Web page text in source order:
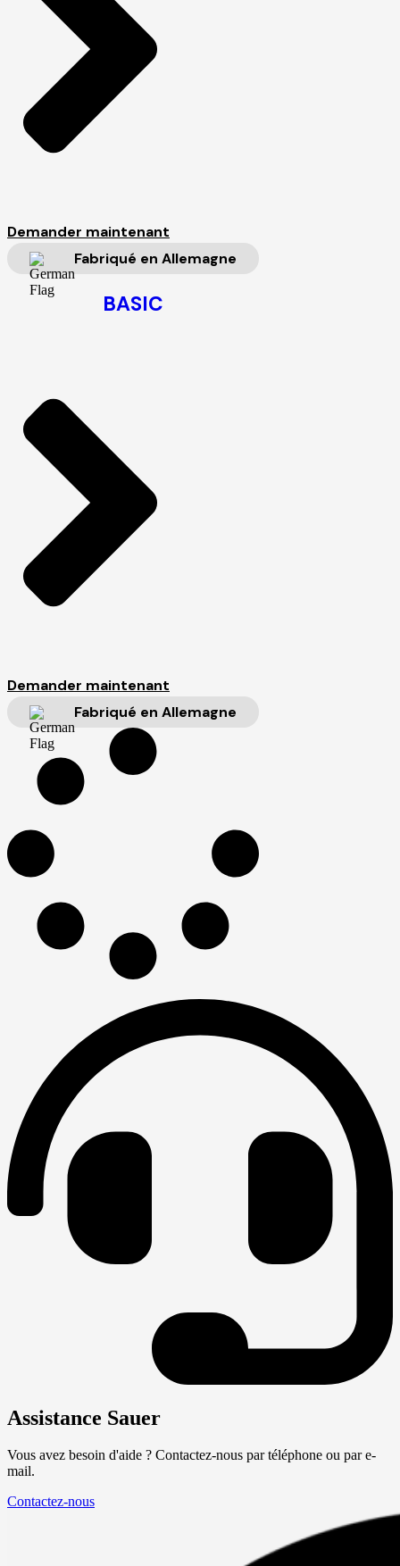
Demander maintenant
Fabriqué en Allemagne
BASIC
Demander maintenant
Fabriqué en Allemagne
Assistance Sauer
Vous avez besoin d'aide ? Contactez-nous par téléphone ou par e-
mail.
Contactez-nous